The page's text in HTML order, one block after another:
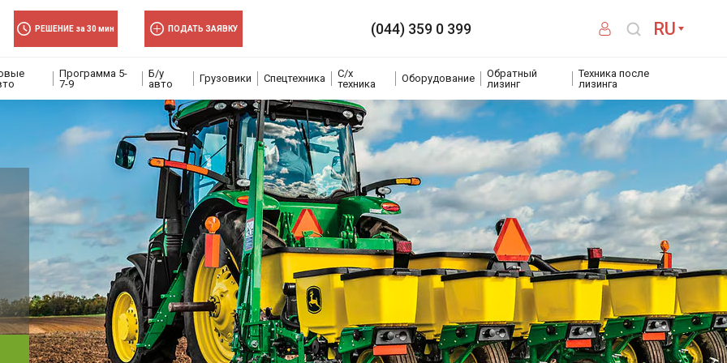
×
РЕШЕНИЕ за 30 мин ПОДАТЬ ЗАЯВКУ (044) 359 0 399 RU
Программа 5-
7-9
Б/у
авто
Грузовики Спецтехника
С/х
техника
Оборудование
Обратный
лизинг
Техника после
лизинга